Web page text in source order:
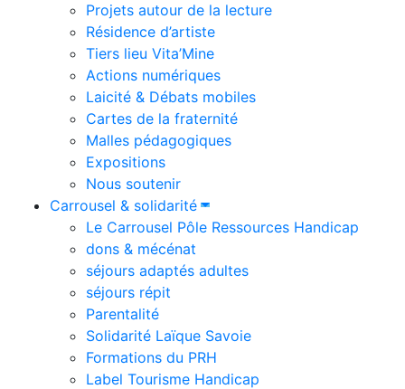
Projets autour de la lecture
Résidence d’artiste
Tiers lieu Vita’Mine
Actions numériques
Laicité & Débats mobiles
Cartes de la fraternité
Malles pédagogiques
Expositions
Nous soutenir
Carrousel & solidarité
Le Carrousel Pôle Ressources Handicap
dons & mécénat
séjours adaptés adultes
séjours répit
Parentalité
Solidarité Laïque Savoie
Formations du PRH
Label Tourisme Handicap